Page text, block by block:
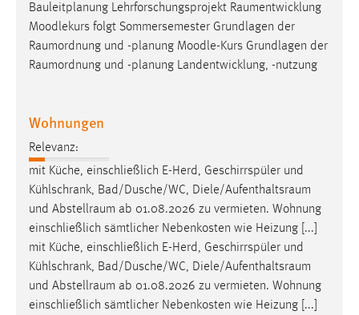
Bauleitplanung Lehrforschungsprojekt Raumentwicklung
Moodlekurs folgt Sommersemester Grundlagen der
Raumordnung und -planung Moodle-Kurs Grundlagen der
Raumordnung und -planung Landentwicklung, -nutzung
Wohnungen
Relevanz:
mit Küche, einschließlich E-Herd, Geschirrspüler und
Kühlschrank, Bad/Dusche/WC, Diele/Aufenthaltsraum
und Abstellraum ab 01.08.2026 zu vermieten. Wohnung
einschließlich sämtlicher Nebenkosten wie Heizung [...]
mit Küche, einschließlich E-Herd, Geschirrspüler und
Kühlschrank, Bad/Dusche/WC, Diele/Aufenthaltsraum
und Abstellraum ab 01.08.2026 zu vermieten. Wohnung
einschließlich sämtlicher Nebenkosten wie Heizung [...]
Login
Name:
fe_user, be_user, be_lastLoginProvider
einloggen zu können.
Cookie Laufzeit:
24 Stunden
STATISTIK
Statistik Cookies erfassen Informationen anonym.
Diese Informationen helfen uns zu verstehen, wie
unsere Besucher unsere Website nutzen.